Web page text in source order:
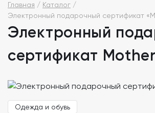
Главная
Каталог
Электронный подарочный сертификат
Электронный
сертификат
Одежда и обувь